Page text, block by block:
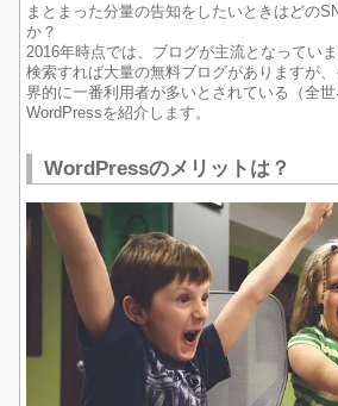
まとまった分量の告知をしたいときはどの
か？
2016年時点では、ブログが主流となっていま
検索すれば大量の無料ブログがありますが
界的に一番利用者が多いとされている（全世
WordPressを紹介します。
WordPressのメリットは？